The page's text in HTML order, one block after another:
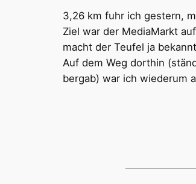
3,26 km fuhr ich gestern,
Ziel war der MediaMarkt
macht der Teufel ja
Auf dem Weg dorthin
bergab) war ich wiederum